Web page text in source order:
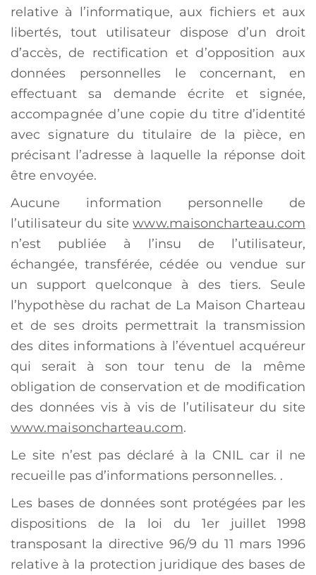
relative à l’informatique, aux fichiers et aux
libertés, tout utilisateur dispose d’un droit
d’accès, de rectification et d’opposition aux
données personnelles le concernant, en
effectuant sa demande écrite et signée,
accompagnée d’une copie du titre d’identité
avec signature du titulaire de la pièce, en
précisant l’adresse à laquelle la réponse doit
être envoyée.
Aucune information personnelle de
l’utilisateur du sitewww.maisoncharteau.com
n’est publiée à l’insu de l’utilisateur,
échangée, transférée, cédée ou vendue sur
un support quelconque à des tiers. Seule
l’hypothèse du rachat de La Maison Charteau
et de ses droits permettrait la transmission
des dites informations à l’éventuel acquéreur
qui serait à son tour tenu de la même
obligation de conservation et de modification
des données vis à vis de l’utilisateur du site
www.maisoncharteau.com.
Le site n’est pas déclaré à la CNIL car il ne
recueille pas d’informations personnelles. .
Les bases de données sont protégées par les
dispositions de la loi du 1er juillet 1998
transposant la directive 96/9 du 11 mars 1996
relative à la protection juridique des bases de